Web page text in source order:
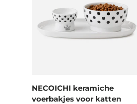
NECOICHI keramiche
voerbakjes voor katten